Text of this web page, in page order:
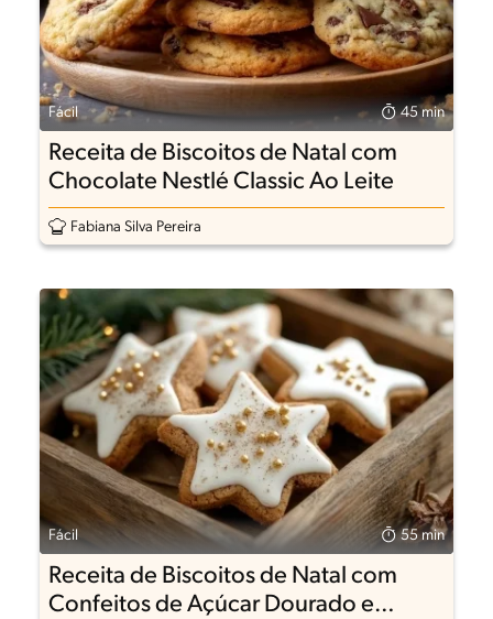
Fácil 45 min
Receita de Biscoitos de Natal com
Chocolate Nestlé Classic Ao Leite
Fabiana Silva Pereira
Fácil 55 min
Receita de Biscoitos de Natal com
Confeitos de Açúcar Dourado e